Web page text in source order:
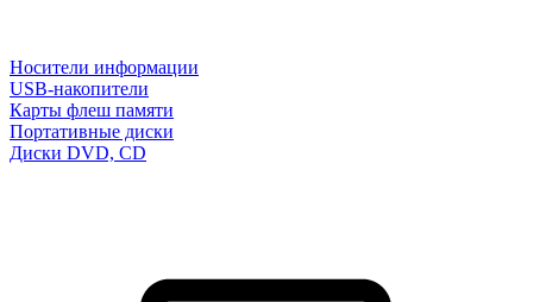
Носители информации
USB-накопители
Карты флеш памяти
Портативные диски
Диски DVD, CD